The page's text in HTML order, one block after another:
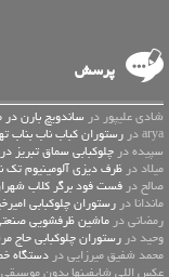
پرسش
شادی علیپور در ساندویچ بارن
arya در
رستوران کباب ناب بناب
سپیده در چلوکبابی سماق تبریز
میلاد در ظرف دیزی آلومینیوم
صالح در فست فود برگر کلاب
ماندانا در رستوران چلوکبابی
رمضانی در ماشین ظرفشویی صنعتی زیر کانتری
وحید در رستوران چلوکبابی حاج
محمد شفیق میرزایی در دستگاه
عكس اللي شايفينها بدون موسيقى